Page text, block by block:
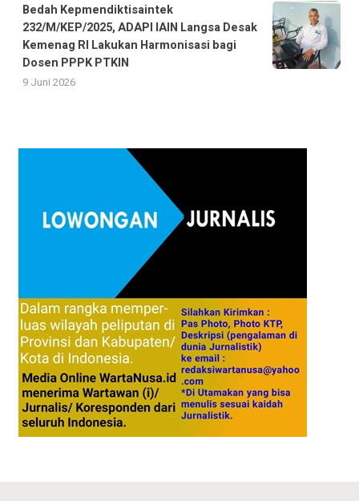
Bedah Kepmendiktisaintek
232/M/KEP/2025, ADAPI IAIN Langsa Desak
Kemenag RI Lakukan Harmonisasi bagi
Dosen PPPK PTKIN
9 Juni 2026